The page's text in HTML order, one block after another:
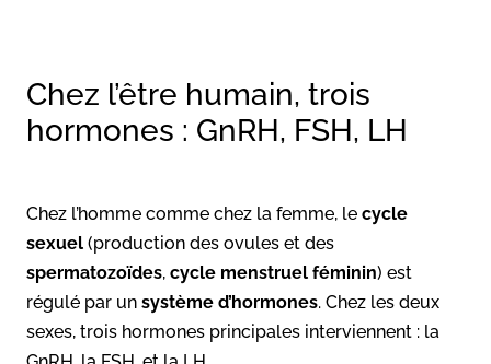
Chez l’être humain, trois
hormones : GnRH, FSH, LH
Chez l’homme comme chez la femme, le cycle
sexuel (production des ovules et des
spermatozoïdes, cycle menstruel féminin) est
régulé par un système d’hormones. Chez les deux
sexes, trois hormones principales interviennent : la